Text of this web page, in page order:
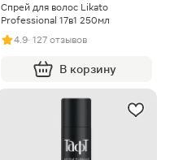
Спрей для волос Likato
Professional 17в1 250мл
4.9· 127 отзывов
В корзину